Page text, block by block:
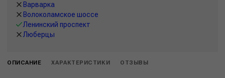
Варварка
Волоколамское шоссе
Ленинский проспект
Люберцы
ОПИСАНИЕ ХАРАКТЕРИСТИКИ ОТЗЫВЫ